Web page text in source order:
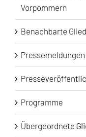
Vorpommern
Benachbarte
Pressemeldungen
Programme
Übergeordnete